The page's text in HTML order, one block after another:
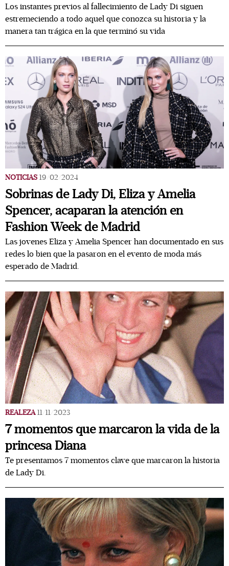
Los instantes previos al fallecimiento de Lady Di siguen
estremeciendo a todo aquel que conozca su historia y la
manera tan trágica en la que terminó su vida
NOTICIAS 19/02/2024
Sobrinas de Lady Di, Eliza y Amelia
Spencer, acaparan la atención en
Fashion Week de Madrid
Las jovenes Eliza y Amelia Spencer han documentado en sus
redes lo bien que la pasaron en el evento de moda más
esperado de Madrid.
REALEZA 11/11/2023
7 momentos que marcaron la vida de la
princesa Diana
Te presentamos 7 momentos clave que marcaron la historia
de Lady Di.